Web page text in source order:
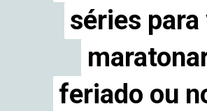
séries para
feriado ou
séries para
feriado ou